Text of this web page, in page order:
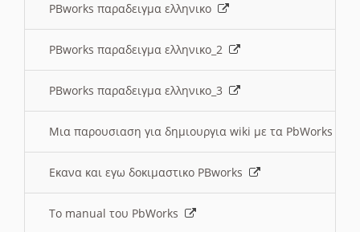
PBworks παραδειγμα ελληνικο
PBworks παραδειγμα ελληνικο_2
PBworks παραδειγμα ελληνικο_3
Μια παρουσιαση για δημιουργια wiki με τα PbWorks
Εκανα και εγω δοκιμαστικο PBworks
Το manual του PbWorks